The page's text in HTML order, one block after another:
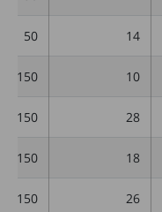
14
50
10
150
28
150
18
150
26
150